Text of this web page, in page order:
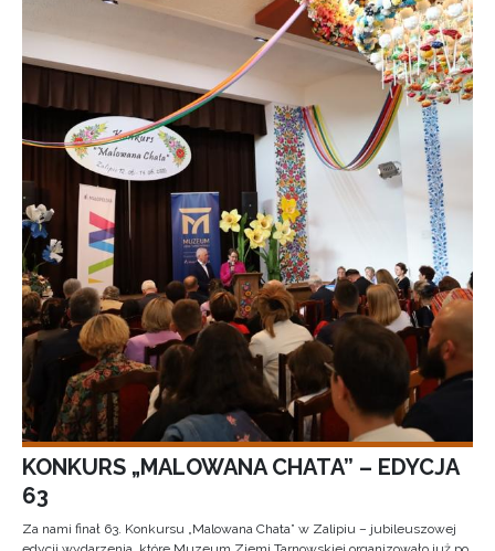
KONKURS „MALOWANA CHATA” – EDYCJA
63
Za nami finał 63. Konkursu „Malowana Chata” w Zalipiu – jubileuszowej